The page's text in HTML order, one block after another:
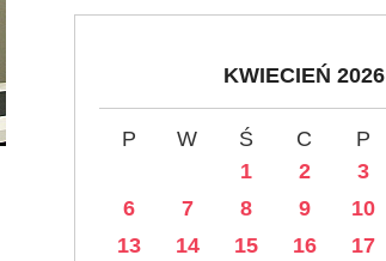
KWIECIEŃ 2026
P W Ś C P
1
2 3
6
7 8 9 10
13
14 15 16 17